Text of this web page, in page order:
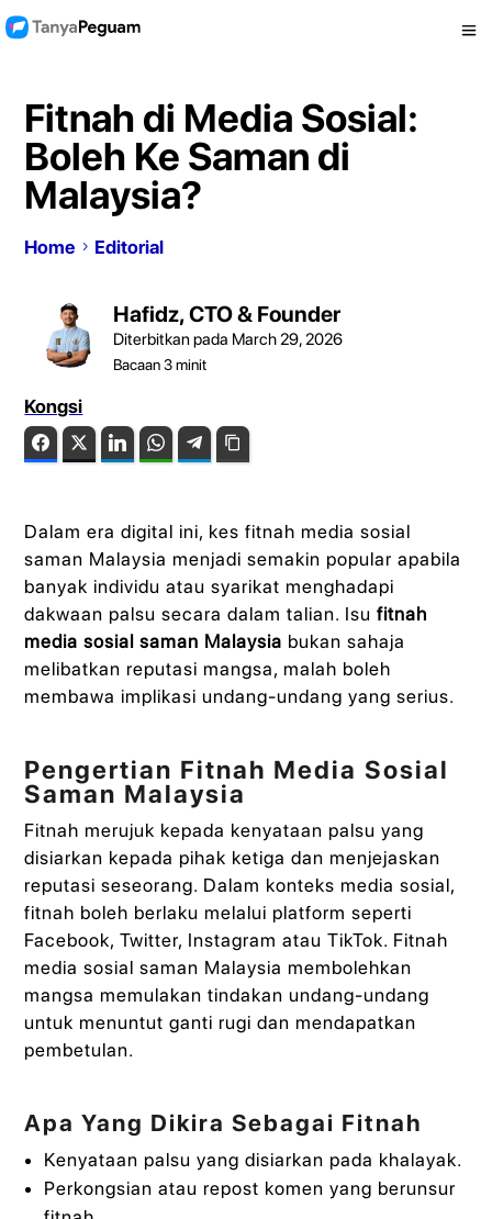
Fitnah di Media Sosial:
Boleh Ke Saman di
Malaysia?
Home Editorial
Hafidz, CTO & Founder
Diterbitkan pada March 29, 2026
Bacaan3minit
Kongsi
FacebookTwitter LinkedIn WhatsAppTelegram
Dalam era digital ini, kes fitnah media sosial
saman Malaysia menjadi semakin popular apabila
banyak individu atau syarikat menghadapi
dakwaan palsu secara dalam talian. Isufitnah
media sosial saman Malaysia bukan sahaja
melibatkan reputasi mangsa, malah boleh
membawa implikasi undang-undang yang serius.
Pengertian Fitnah Media Sosial
Saman Malaysia
Fitnah merujuk kepada kenyataan palsu yang
disiarkan kepada pihak ketiga dan menjejaskan
reputasi seseorang. Dalam konteks media sosial,
fitnah boleh berlaku melalui platform seperti
Facebook, Twitter, Instagram atau TikTok. Fitnah
media sosial saman Malaysia membolehkan
mangsa memulakan tindakan undang-undang
untuk menuntut ganti rugi dan mendapatkan
pembetulan.
Apa Yang Dikira Sebagai Fitnah
Kenyataan palsu yang disiarkan pada khalayak.
Perkongsian atau repost komen yang berunsur